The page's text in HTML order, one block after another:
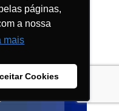
páginas,
a nossa
mais
Cookies
páginas,
a nossa
mais
Cookies